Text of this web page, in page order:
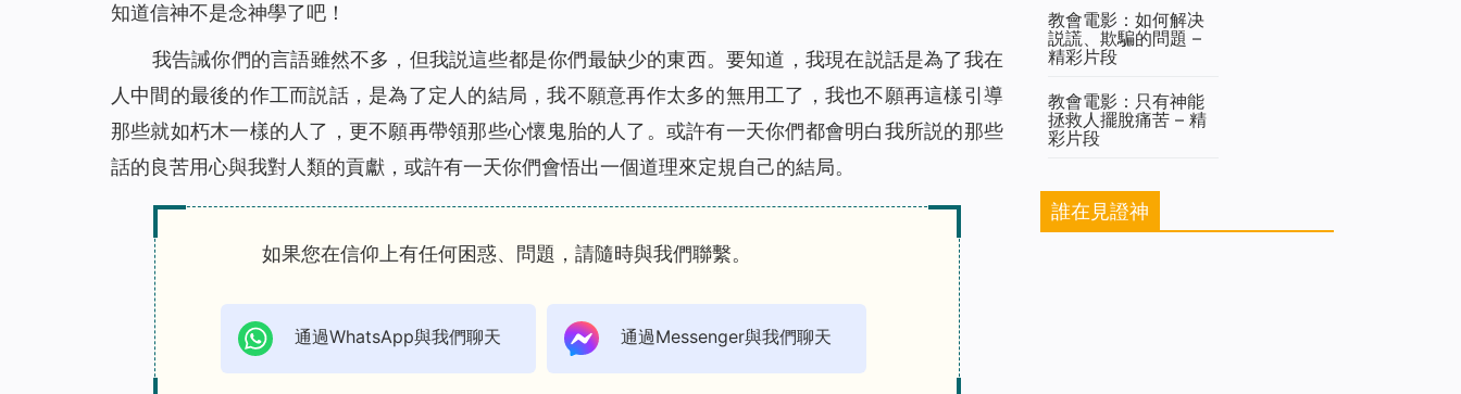
知道信神不是念神學了吧！
我告誡你們的言語雖然不多，但我説這些都是你們最缺少的東西。要知道，我現在説話是為了我在
人中間的最後的作工而説話，是為了定人的結局，我不願意再作太多的無用工了，我也不願再這樣引導
那些就如朽木一樣的人了，更不願再帶領那些心懷鬼胎的人了。或許有一天你們都會明白我所説的那些
話的良苦用心與我對人類的貢獻，或許有一天你們會悟出一個道理來定規自己的結局。
如果您在信仰上有任何困惑、問題，請隨時與我們聯繫。
通過WhatsApp與我們聊天 通過Messenger與我們聊天
教會電影：如何解决
説謊、欺騙的問題 –
精彩片段
教會電影：只有神能
拯救人擺脫痛苦 – 精
彩片段
誰在見證神